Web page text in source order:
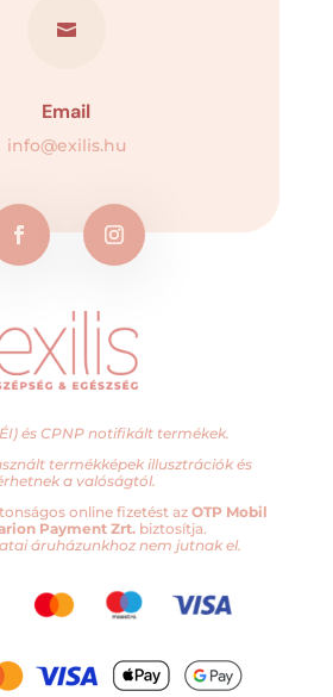

Email
info@exilis.hu
és CPNP notifikált termékek.
termékképek illusztrációk és
a valóságtól.
online fizetést azOTP Mobil
Payment Zrt.biztosítja.
áruházunkhoz nem jutnak el.